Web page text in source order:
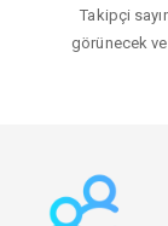
Takipçi
görünecek ve